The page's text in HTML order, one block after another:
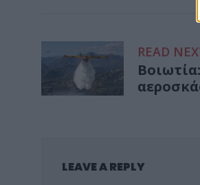
READ
LEAVE A REPLY